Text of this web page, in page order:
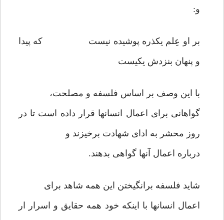
و:
بر او عِلم یکذره پوشیده نیست که پیدا
و پنهان بنزدش یکیست
با این وصف بر اساس فلسفه و مصلحت،
گواهانی برای اعمال انسانها قرار داده است تا در
روز محشر به ادای شهادت برخیزند و
درباره اعمال آنها گواهی بدهند.
شاید فلسفه برانگیختن این همه شاهد برای
اعمال انسانها با اینکه خود همه حقایق و اسرار ار